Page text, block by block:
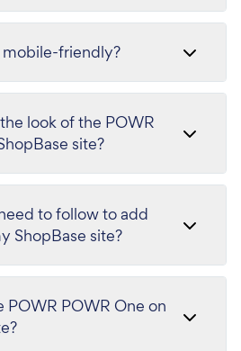
mobile-friendly?
look of the POWR
site?
to follow to add
ShopBase site?
POWR POWR One on